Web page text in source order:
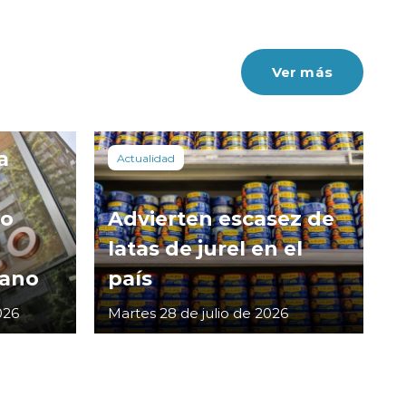
Ver más
Actualidad
Advierten escasez de
latas de jurel en el
país
Martes 28 de julio de 2026